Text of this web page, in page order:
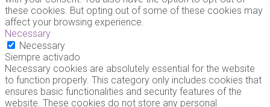
these cookies. But opting out of some of these cookies may
affect your browsing experience.
Necessary
Necessary
Siempre activado
Necessary cookies are absolutely essential for the website
to function properly. This category only includes cookies that
ensures basic functionalities and security features of the
website. These cookies do not store any personal